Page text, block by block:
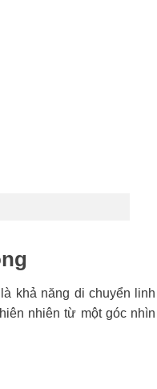
là khả năng di chuyển linh
nhiên từ một góc nhìn